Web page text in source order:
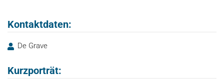
Kontaktdaten:
De Grave
Kurzporträt: